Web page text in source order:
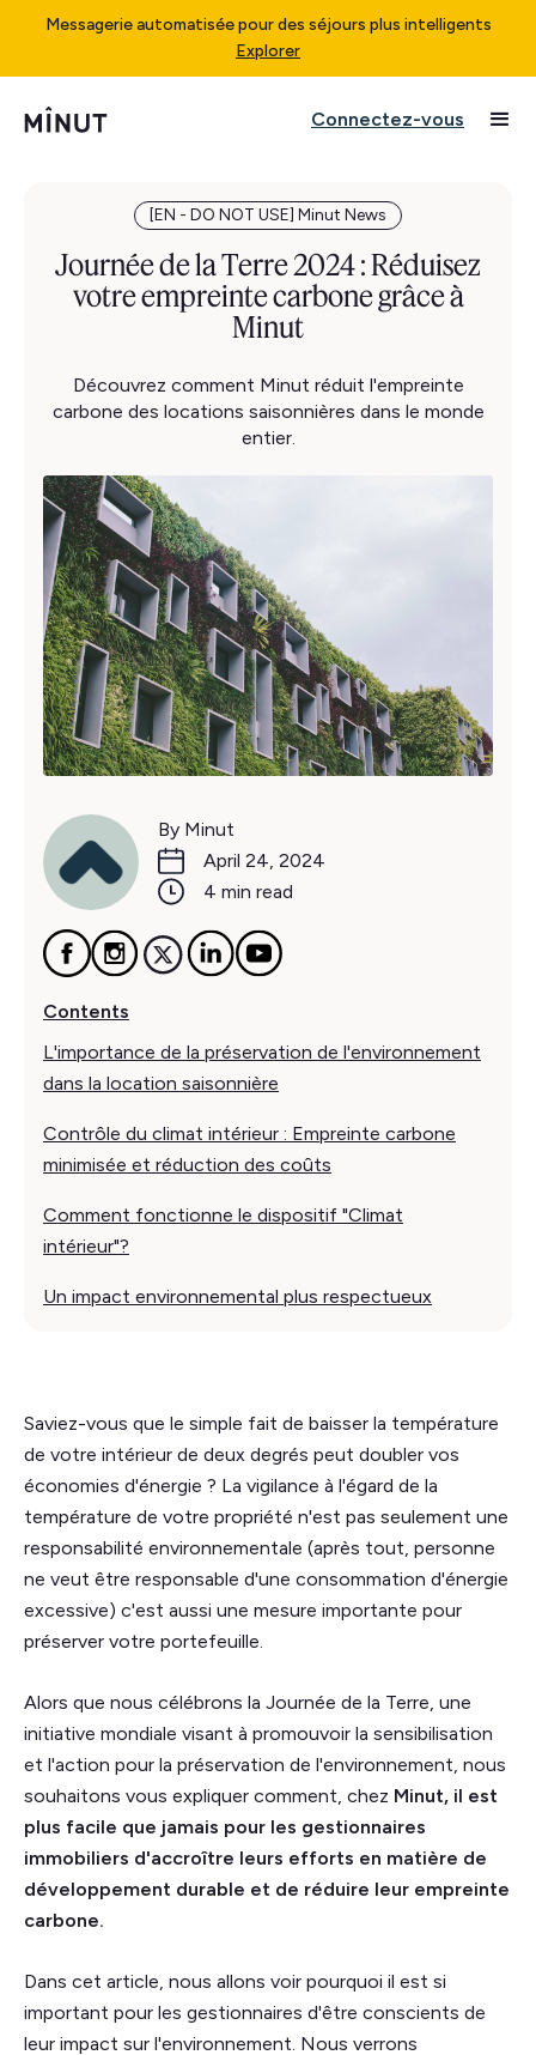
Messagerie automatisée pour des séjours plus intelligents
Explorer
Connectez-vous
[EN - DO NOT USE] Minut News
Journée de la Terre 2024 : Réduisez
votre empreinte carbone grâce à
Minut
Découvrez comment Minut réduit l'empreinte
carbone des locations saisonnières dans le monde
entier.
By Minut
April 24, 2024
4 min read
Contents
L'importance de la préservation de l'environnement
dans la location saisonnière
Contrôle du climat intérieur : Empreinte carbone
minimisée et réduction des coûts
Comment fonctionne le dispositif "Climat
intérieur"?
Un impact environnemental plus respectueux
Saviez-vous que le simple fait de baisser la température
de votre intérieur de deux degrés peut doubler vos
économies d'énergie ? La vigilance à l'égard de la
température de votre propriété n'est pas seulement une
responsabilité environnementale (après tout, personne
ne veut être responsable d'une consommation d'énergie
excessive) c'est aussi une mesure importante pour
préserver votre portefeuille.
Alors que nous célébrons la Journée de la Terre, une
initiative mondiale visant à promouvoir la sensibilisation
et l'action pour la préservation de l'environnement, nous
souhaitons vous expliquer comment, chez Minut, il est
plus facile que jamais pour les gestionnaires
immobiliers d'accroître leurs efforts en matière de
développement durable et de réduire leur empreinte
carbone.
Dans cet article, nous allons voir pourquoi il est si
important pour les gestionnaires d'être conscients de
leur impact sur l'environnement. Nous verrons